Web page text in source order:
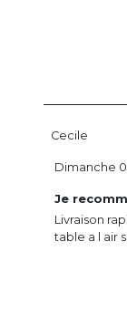
Cecile
Je
Livraison
table a l air
Dimanche